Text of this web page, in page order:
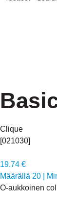
Clique
[021030]
19,74 €
Määrällä 20
O-aukkoinen